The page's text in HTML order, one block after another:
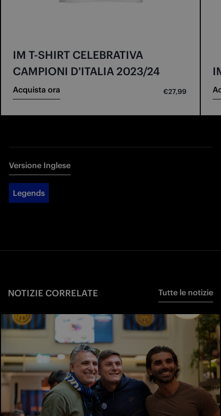
IM T-SHIRT CELEBRATIVA
CAMPIONI D'ITALIA 2023/24
Acquista ora €27,99
Versione Inglese
Legends
NOTIZIE CORRELATE Tutte le notizie